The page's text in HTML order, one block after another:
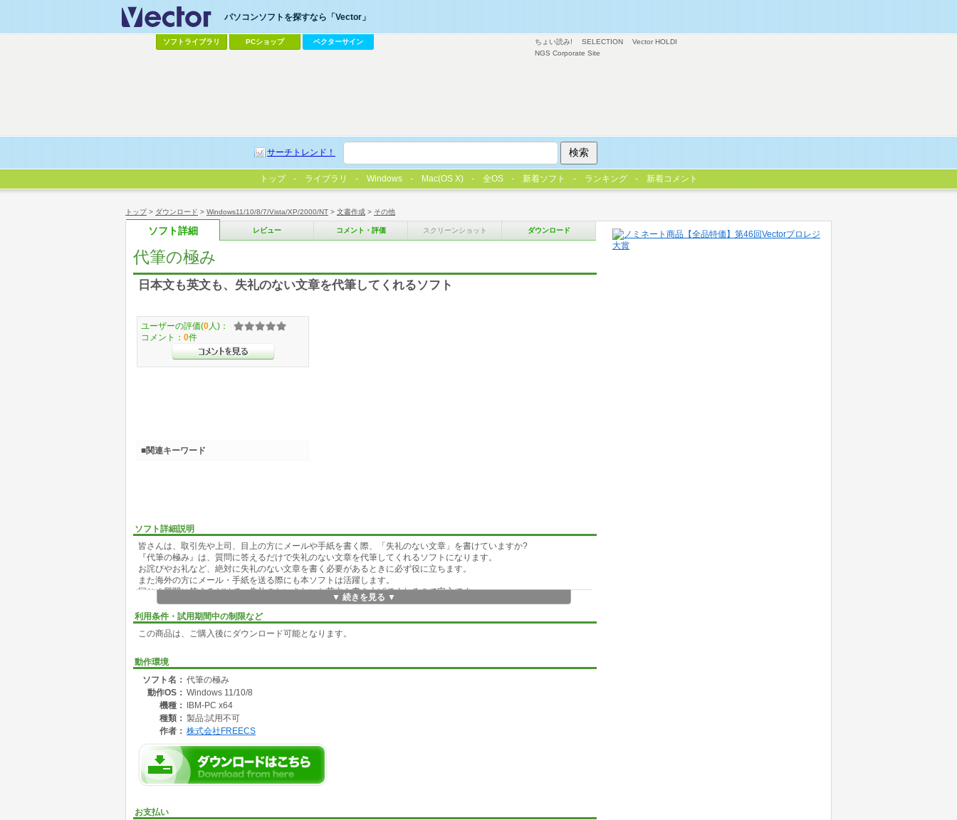
トップ> ダウンロード > Windows11/10/8/7/Vista/XP/2000/NT > 文書作成 > その他
ソフト詳細 レビュー コメント・評価 スクリーンショット ダウンロード
代筆の極み
日本文も英文も、失礼のない文章を代筆してくれるソフト
ソフト詳細説明
皆さんは、取引先や上司、目上の方にメールや手紙を書く際、「失礼のない文章」を書けていますか?
『代筆の極み』は、質問に答えるだけで失礼のない文章を代筆してくれるソフトになります。
お詫びやお礼など、絶対に失礼のない文章を書く必要があるときに必ず役に立ちます。
また海外の方にメール・手紙を送る際にも本ソフトは活躍します。
同じく質問に答えるだけで、失礼のないきれいな英文を書き上げてくれるので安心です。
このような文章を書くシーンは突然やってきます。
そのときに慌てないためにも、パソコンに本ソフトをインストールしておきませんか。
■対応OS:Windows11/10/8.1
■メモリ:対応OSが正常に動作するメモリ容量
■必要ドライブ容量:20MB
■その他注意事項:インターネット接続環境必須(ユーザー登録時)
詳細は、https://pcshop.vector.co.jp/service/catalogue/daihitsunokiwami/ をご覧ください。
▼ 続きを見る ▼
利用条件・試用期間中の制限など
この商品は、ご購入後にダウンロード可能となります。
動作環境
ソフト名： 代筆の極み
動作OS： Windows 11/10/8
機種：
IBM-PC x64
種類： 製品:試用不可
作者： 株式会社FREECS
お支払い
ユーザーの評価(0 人)：
コメント： 0件
■関連キーワード
ちょい読み! SELECTION
Vector HOLDI
NGS Corporate Site
パソコンソフトを探すなら「Vector」
ソフトライブラリ PCショップ ベクターサイン
サーチトレンド！
トップ ライブラリ Windows Mac(OS X) 全OS 新着ソフト ランキング 新着コメント